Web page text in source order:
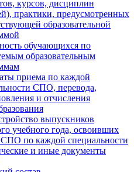
курсов, дисциплин
практики, предусмотренных
образовательной
обучающихся по
образовательным
приема по каждой
СПО, перевода,
и отчисления
выпускников
учебного года, освоивших
по каждой специальности
и иные документы